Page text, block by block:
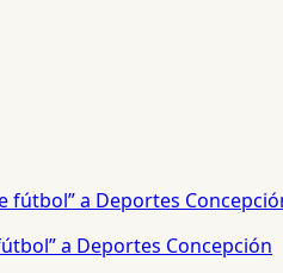
a Deportes Concepción